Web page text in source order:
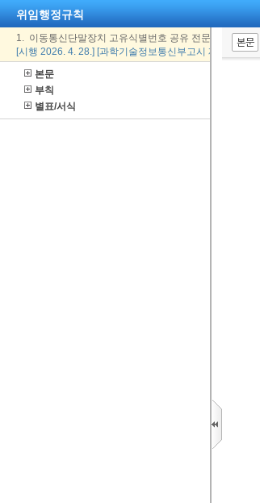
위임행정규칙
1. 이동통신단말장치 고유식별번호 공유 전문기관 지정
[시행 2026. 4. 28.] [과학기술정보통신부고시 제2026-33
본문
부칙
별표/서식
본문